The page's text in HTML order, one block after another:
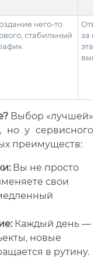
чего-то
стабильный
за
этап
Выбор «лучшей»
но у сервисного
преимуществ:
Вы не просто
свои
Каждый день —
новые
в рутину.